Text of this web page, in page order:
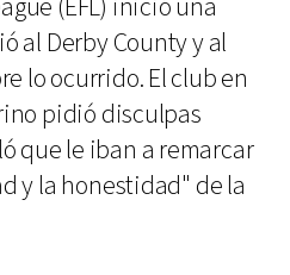
(EFL) inició una
al Derby County y al
lo ocurrido. El club en
pidió disculpas
que le iban a remarcar
y la honestidad" de la